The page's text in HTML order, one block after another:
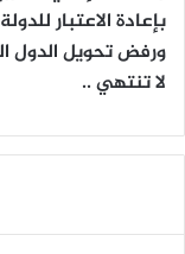
بإعادة الاعتبار
ورفض تحويل الدول
لا تنتهي ..